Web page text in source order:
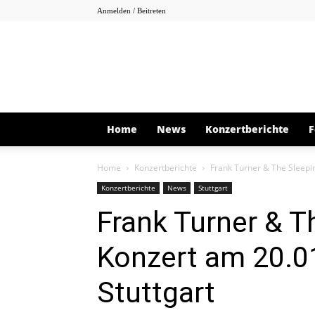
Anmelden / Beitreten
Home News Konzertberichte
Home Konzertberichte Frank Turner & The
Konzertberichte News Stuttgart
Frank Turner &
Konzert am
Stuttgart